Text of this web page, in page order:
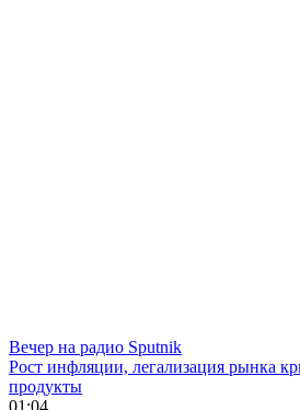
Вечер на радио Sputnik
Рост инфляции, легализация рынка
продукты
01:04